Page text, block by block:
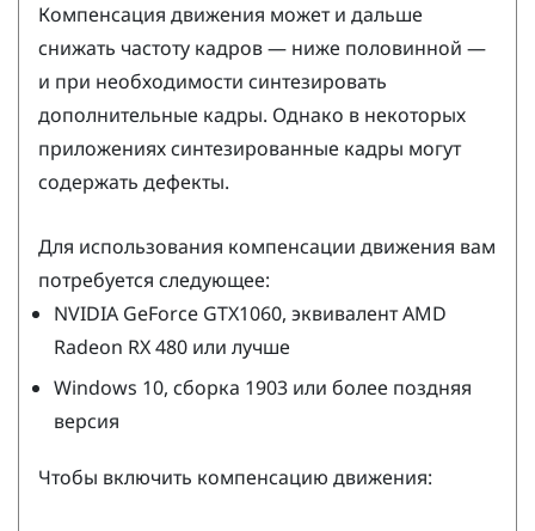
Компенсация движения может и дальше
снижать частоту кадров — ниже половинной —
и при необходимости синтезировать
дополнительные кадры. Однако в некоторых
приложениях синтезированные кадры могут
содержать дефекты.
Для использования компенсации движения вам
потребуется следующее:
NVIDIA GeForceGTX1060, эквивалентAMD
Radeon RX 480 или лучше
Windows 10, сборка 1903 или более поздняя
версия
Чтобы включить компенсацию движения: